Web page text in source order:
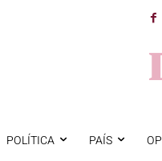
POLÍTICA PAÍS